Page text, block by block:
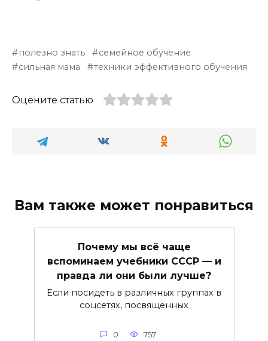
полезно знать
семейное обучение
сильная мама
техники эффективного обучения
Оцените статью
Вам также может понравиться
Почему мы всё чаще
вспоминаем учебники СССР — и
правда ли они были лучше?
Если посидеть в различных группах в
соцсетях, посвящённых
0 757